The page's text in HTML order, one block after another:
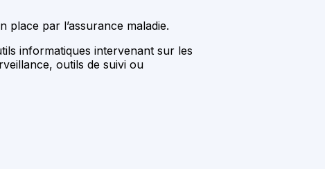
par l’assurance maladie.
informatiques intervenant sur les
outils de suivi ou